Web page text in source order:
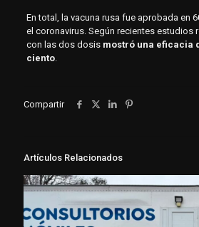
En total, la vacuna rusa fue aprobada en
el coronavirus. Según recientes estudios
con las dos dosis mostró una eficacia
ciento.
Compartir
Artículos Relacionados